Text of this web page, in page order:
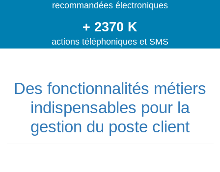
recommandées électroniques
+ 2370 K
actions téléphoniques et SMS
Des fonctionnalités métiers
indispensables pour la
gestion du poste client